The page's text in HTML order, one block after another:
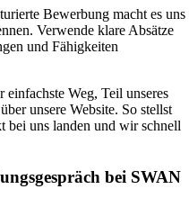
Bewerbung macht es uns
Verwende klare Absätze
und Fähigkeiten
einfachste Weg, Teil unseres
unsere Website. So stellst
bei uns landen und wir schnell
bei SWAN